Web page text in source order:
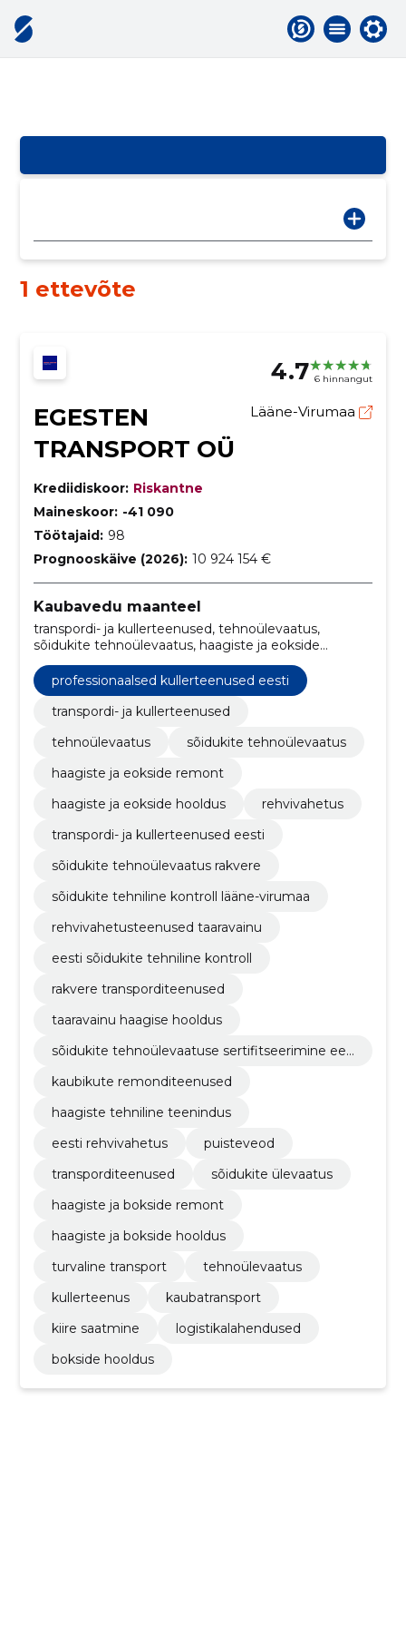
1 ettevõte
4.7 6 hinnangut
EGESTEN
TRANSPORT OÜ
Lääne-Virumaa
Krediidiskoor: Riskantne
Maineskoor: -41 090
Töötajaid: 98
Prognooskäive (2026): 10 924 154 €
Kaubavedu maanteel
transpordi- ja kullerteenused, tehnoülevaatus,
sõidukite tehnoülevaatus, haagiste ja eokside
remont, haagiste ja eokside hooldus, rehvivahetus,
transpordi- ja kullerteenused Eesti, sõidukite
tehnoülevaatus Rakvere, sõidukite tehniline kontroll
Lääne-Virumaa, rehvivahetusteenused Taaravainu
professionaalsed kullerteenused eesti
transpordi- ja kullerteenused
tehnoülevaatus
sõidukite tehnoülevaatus
haagiste ja eokside remont
haagiste ja eokside hooldus
rehvivahetus
transpordi- ja kullerteenused eesti
sõidukite tehnoülevaatus rakvere
sõidukite tehniline kontroll lääne-virumaa
rehvivahetusteenused taaravainu
eesti sõidukite tehniline kontroll
rakvere transporditeenused
taaravainu haagise hooldus
sõidukite tehnoülevaatuse sertifitseerimine ees
kaubikute remonditeenused
haagiste tehniline teenindus
eesti rehvivahetus
puisteveod
transporditeenused
sõidukite ülevaatus
haagiste ja bokside remont
haagiste ja bokside hooldus
turvaline transport
tehnoülevaatus
kullerteenus
kaubatransport
kiire saatmine
logistikalahendused
bokside hooldus